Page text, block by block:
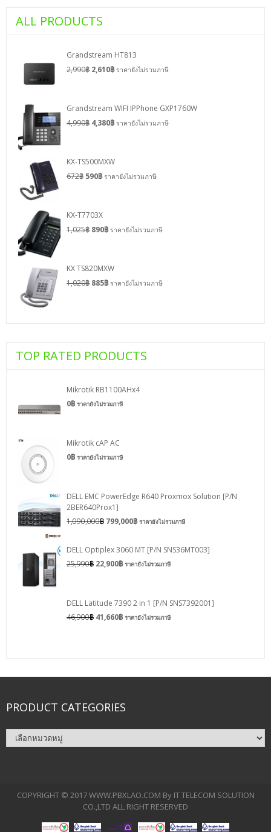
ALL PRODUCTS
Grandstream HT813
2,990฿ 2,610฿ ราคายังไม่รวมภาษี
Grandstream WIFI IPPhone GXP1760W
4,990฿ 4,380฿ ราคายังไม่รวมภาษี
KX-TS500MXW
672฿ 590฿ ราคายังไม่รวมภาษี
KX-T7703X
1,025฿ 890฿ ราคายังไม่รวมภาษี
KX TS820MXW
1,020฿ 885฿ ราคายังไม่รวมภาษี
TOP RATED PRODUCTS
Mikrotik RB1100AHx4
0฿ ราคายังไม่รวมภาษี
Mikrotik cAP AC
0฿ ราคายังไม่รวมภาษี
DELL EMC PowerEdge R640 Proxmox Solution [P/N
2BER640Prox1]
1,090,000฿ 799,000฿ ราคายังไม่รวมภาษี
DELL Optiplex 3060 MT [P/N SNS36MT003]
25,990฿ 22,900฿ ราคายังไม่รวมภาษี
DELL Latitude 7390 2 in 1 [P/N SNS7392001]
46,900฿ 41,660฿ ราคายังไม่รวมภาษี
PRODUCT CATEGORIES
COPYRIGHT © 2017 WWW.PBXLAO.COM By IT TELECOM SOLUTION
CO.,LTD ALL RIGHT RESERVED